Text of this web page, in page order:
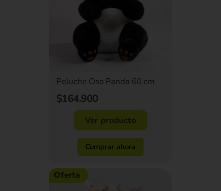
Peluche Oso Panda 60 cm
$164.900
Ver producto
Comprar ahora
Oferta